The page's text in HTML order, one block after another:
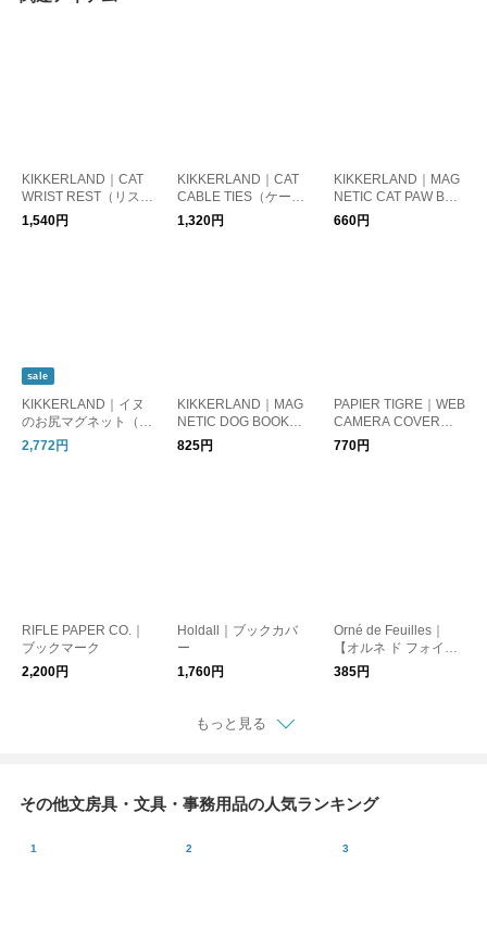
KIKKERLAND｜CAT
WRIST REST（リスト
レスト）
1,540円
KIKKERLAND｜CAT
CABLE TIES（ケーブ
ルタイ3個セット）
1,320円
KIKKERLAND｜MAG
NETIC CAT PAW BOO
KMARKS（ブックマ
ーク4個セット）
660円
sale
KIKKERLAND｜イヌ
のお尻マグネット（6
個セット）
2,772円
KIKKERLAND｜MAG
NETIC DOG BOOKMA
RKS（ブックマーク4
個セット）
825円
PAPIER TIGRE｜WEB
CAMERA COVER
（ウェブカメラカバ
ー）
770円
RIFLE PAPER CO.｜
ブックマーク
2,200円
Holdall｜ブックカバ
ー
1,760円
Orné de Feuilles｜
【オルネ ド フォイユ
専用】ラッピングバッ
グ【誕生日】【プレゼ
385円
もっと見る
その他文房具・文具・事務用品の人気ランキング